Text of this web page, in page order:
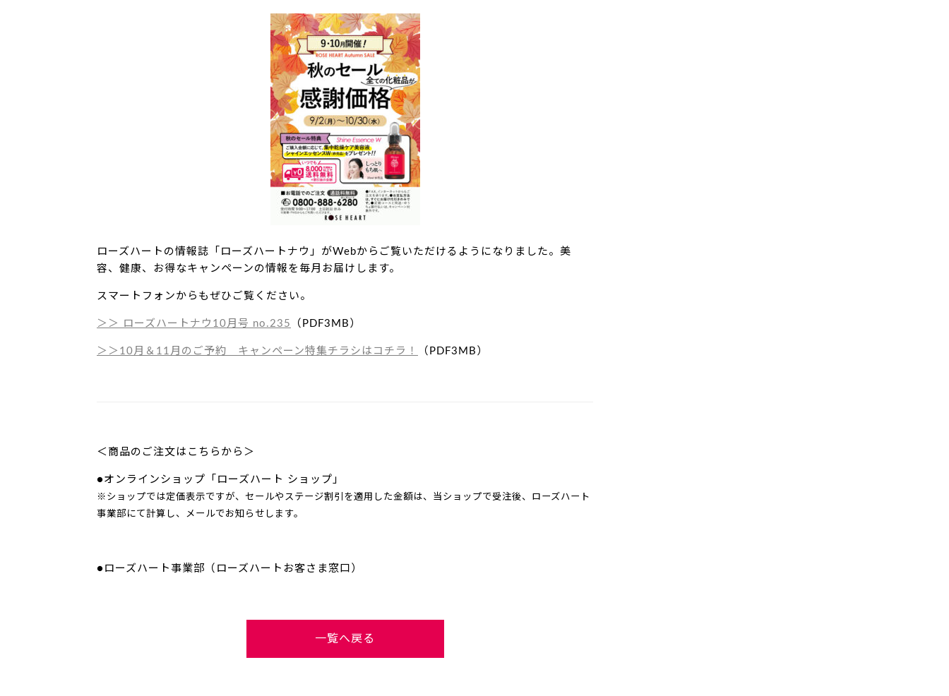
ローズハートの情報誌「ローズハートナウ」がWebからご覧いただけるようになりました。美
容、健康、お得なキャンペーンの情報を毎月お届けします。
スマートフォンからもぜひご覧ください。
＞＞ ローズハートナウ10月号 no.235 （PDF3MB）
＞＞10月＆11月のご予約 キャンペーン特集チラシ は コチラ！ （PDF3MB）
＜商品のご注文はこちらから＞
●オンラインショップ「ローズハート ショップ」
※ショップでは定価表示ですが、セールやステージ割引を適用した金額は、当ショップで受注後、ローズハート
事業部にて計算し、メールでお知らせします。
●ローズハート事業部（ローズハートお客さま窓口）
一覧へ戻る